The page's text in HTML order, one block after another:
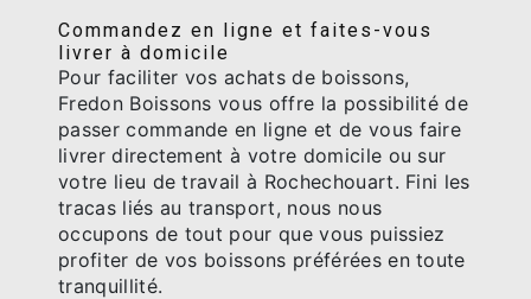
Commandez en ligne et faites-vous
livrer à domicile
Pour faciliter vos achats de boissons,
Fredon Boissons vous offre la possibilité de
passer commande en ligne et de vous faire
livrer directement à votre domicile ou sur
votre lieu de travail à Rochechouart. Fini les
tracas liés au transport, nous nous
occupons de tout pour que vous puissiez
profiter de vos boissons préférées en toute
tranquillité.